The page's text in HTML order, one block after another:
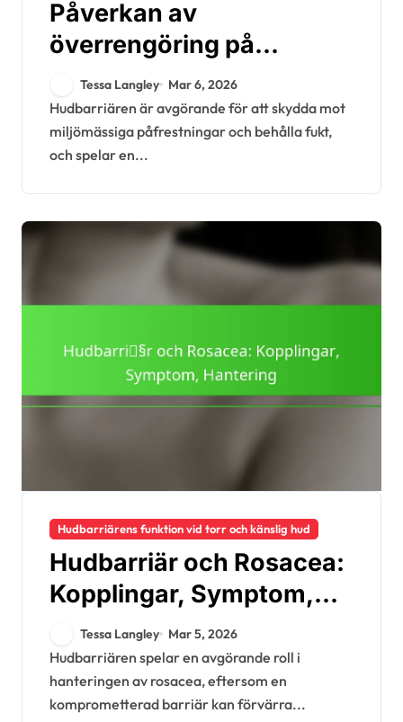
Påverkan av
överrengöring på
hudbarriären: Skada,
Reparation,
Förebyggande
Tessa Langley Mar 6, 2026
Hudbarriären är avgörande för att skydda mot
miljömässiga påfrestningar och behålla fukt,
och spelar en...
Hudbarriärens funktion vid torr och känslig hud
Hudbarriär och Rosacea:
Kopplingar, Symptom,
Hantering
Tessa Langley Mar 5, 2026
Hudbarriären spelar en avgörande roll i
hanteringen av rosacea, eftersom en
komprometterad barriär kan förvärra...